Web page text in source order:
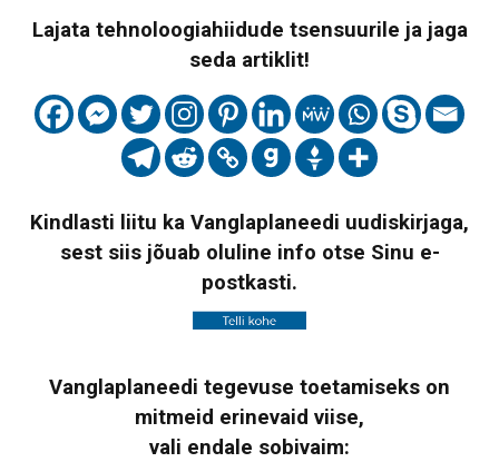
Lajata tehnoloogiahiidude tsensuurile ja jaga
seda artiklit!
Kindlasti liitu ka Vanglaplaneedi uudiskirjaga,
sest siis jõuab oluline info otse Sinu e-
postkasti.
Vanglaplaneedi tegevuse toetamiseks on
mitmeid erinevaid viise,
vali endale sobivaim: